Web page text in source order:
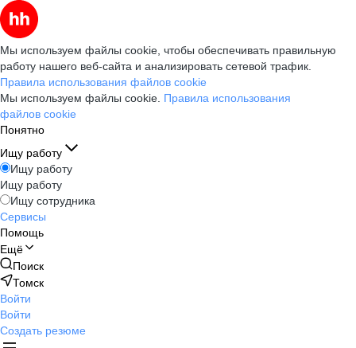
Мы используем файлы cookie, чтобы обеспечивать правильную
работу нашего веб-сайта и анализировать сетевой трафик.
Правила использования файлов cookie
Мы используем файлы cookie. Правила использования
файлов cookie
Понятно
Ищу работу
Ищу работу
Ищу работу
Ищу сотрудника
Сервисы
Помощь
Ещё
Поиск
Томск
Войти
Войти
Создать резюме